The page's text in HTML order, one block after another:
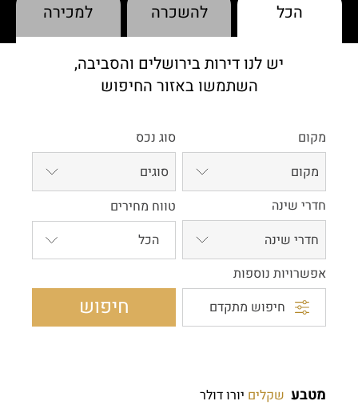
הכל להשכרה למכירה
יש לנו דירות בירושלים והסביבה,
השתמשו באזור החיפוש
מקום
מקום
סוג נכס
סוגים
חדרי שינה
חדרי שינה
טווח מחירים
אפשרויות נוספות
חיפוש מתקדם
חיפוש
מטבע שקלים יורודולר